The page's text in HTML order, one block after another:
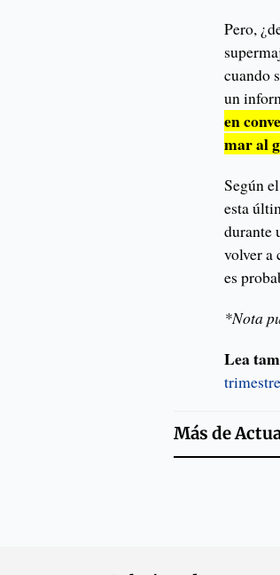
Pero,
cuando
un
en
mar al
Según
esta
durante
volver a
es
*Nota
Lea
Más de